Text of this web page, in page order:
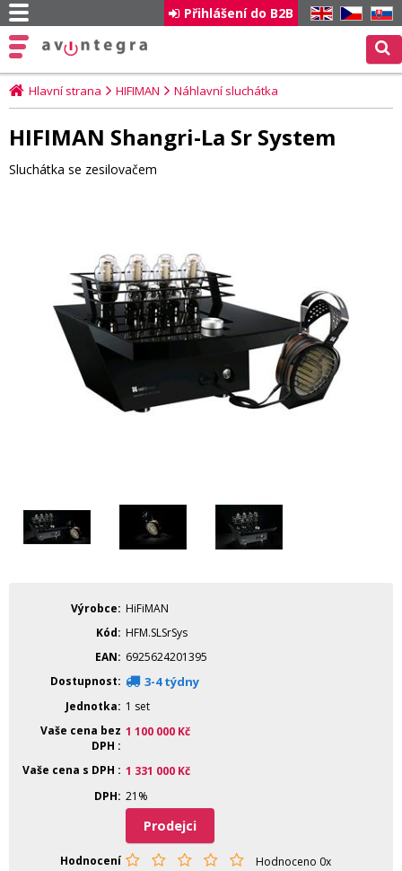
EN CZ SK
Přihlášení do B2B
Hlavní strana HIFIMAN Náhlavní sluchátka
HIFIMAN Shangri-La Sr System
Sluchátka se zesilovačem
Výrobce
HiFiMAN
Kód
HFM.SLSrSys
EAN
6925624201395
Dostupnost
3-4 týdny
Jednotka
1 set
Vaše cena bez
DPH
1 100 000 Kč
Vaše cena s DPH 1 331 000 Kč
DPH 21%
Prodejci
Hodnocení
Hodnoceno 0x